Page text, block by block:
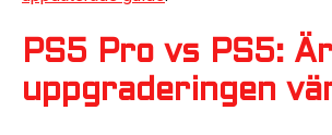
PS5 Pro vs PS5: Är
uppgraderingen